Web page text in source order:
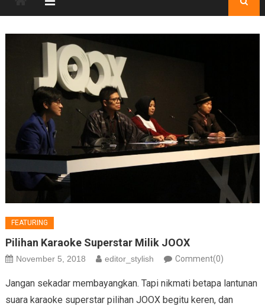
FEATURING
Pilihan Karaoke Superstar Milik JOOX
November 5, 2018 editor_stylish Comment(0)
Jangan sekadar membayangkan. Tapi nikmati betapa lantunan
suara karaoke superstar pilihan JOOX begitu keren, dan